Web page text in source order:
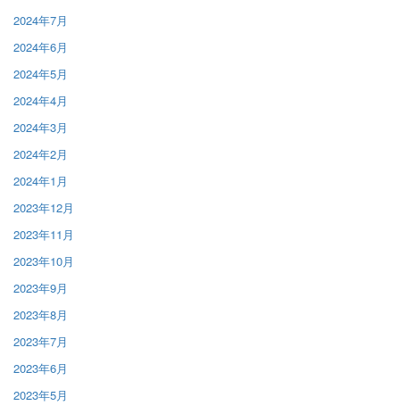
2024年7月
2024年6月
2024年5月
2024年4月
2024年3月
2024年2月
2024年1月
2023年12月
2023年11月
2023年10月
2023年9月
2023年8月
2023年7月
2023年6月
2023年5月